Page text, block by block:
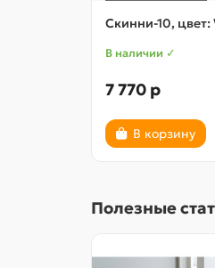
Скинни-10,
В наличии ✓
7 770 р
В корзину
Полезные